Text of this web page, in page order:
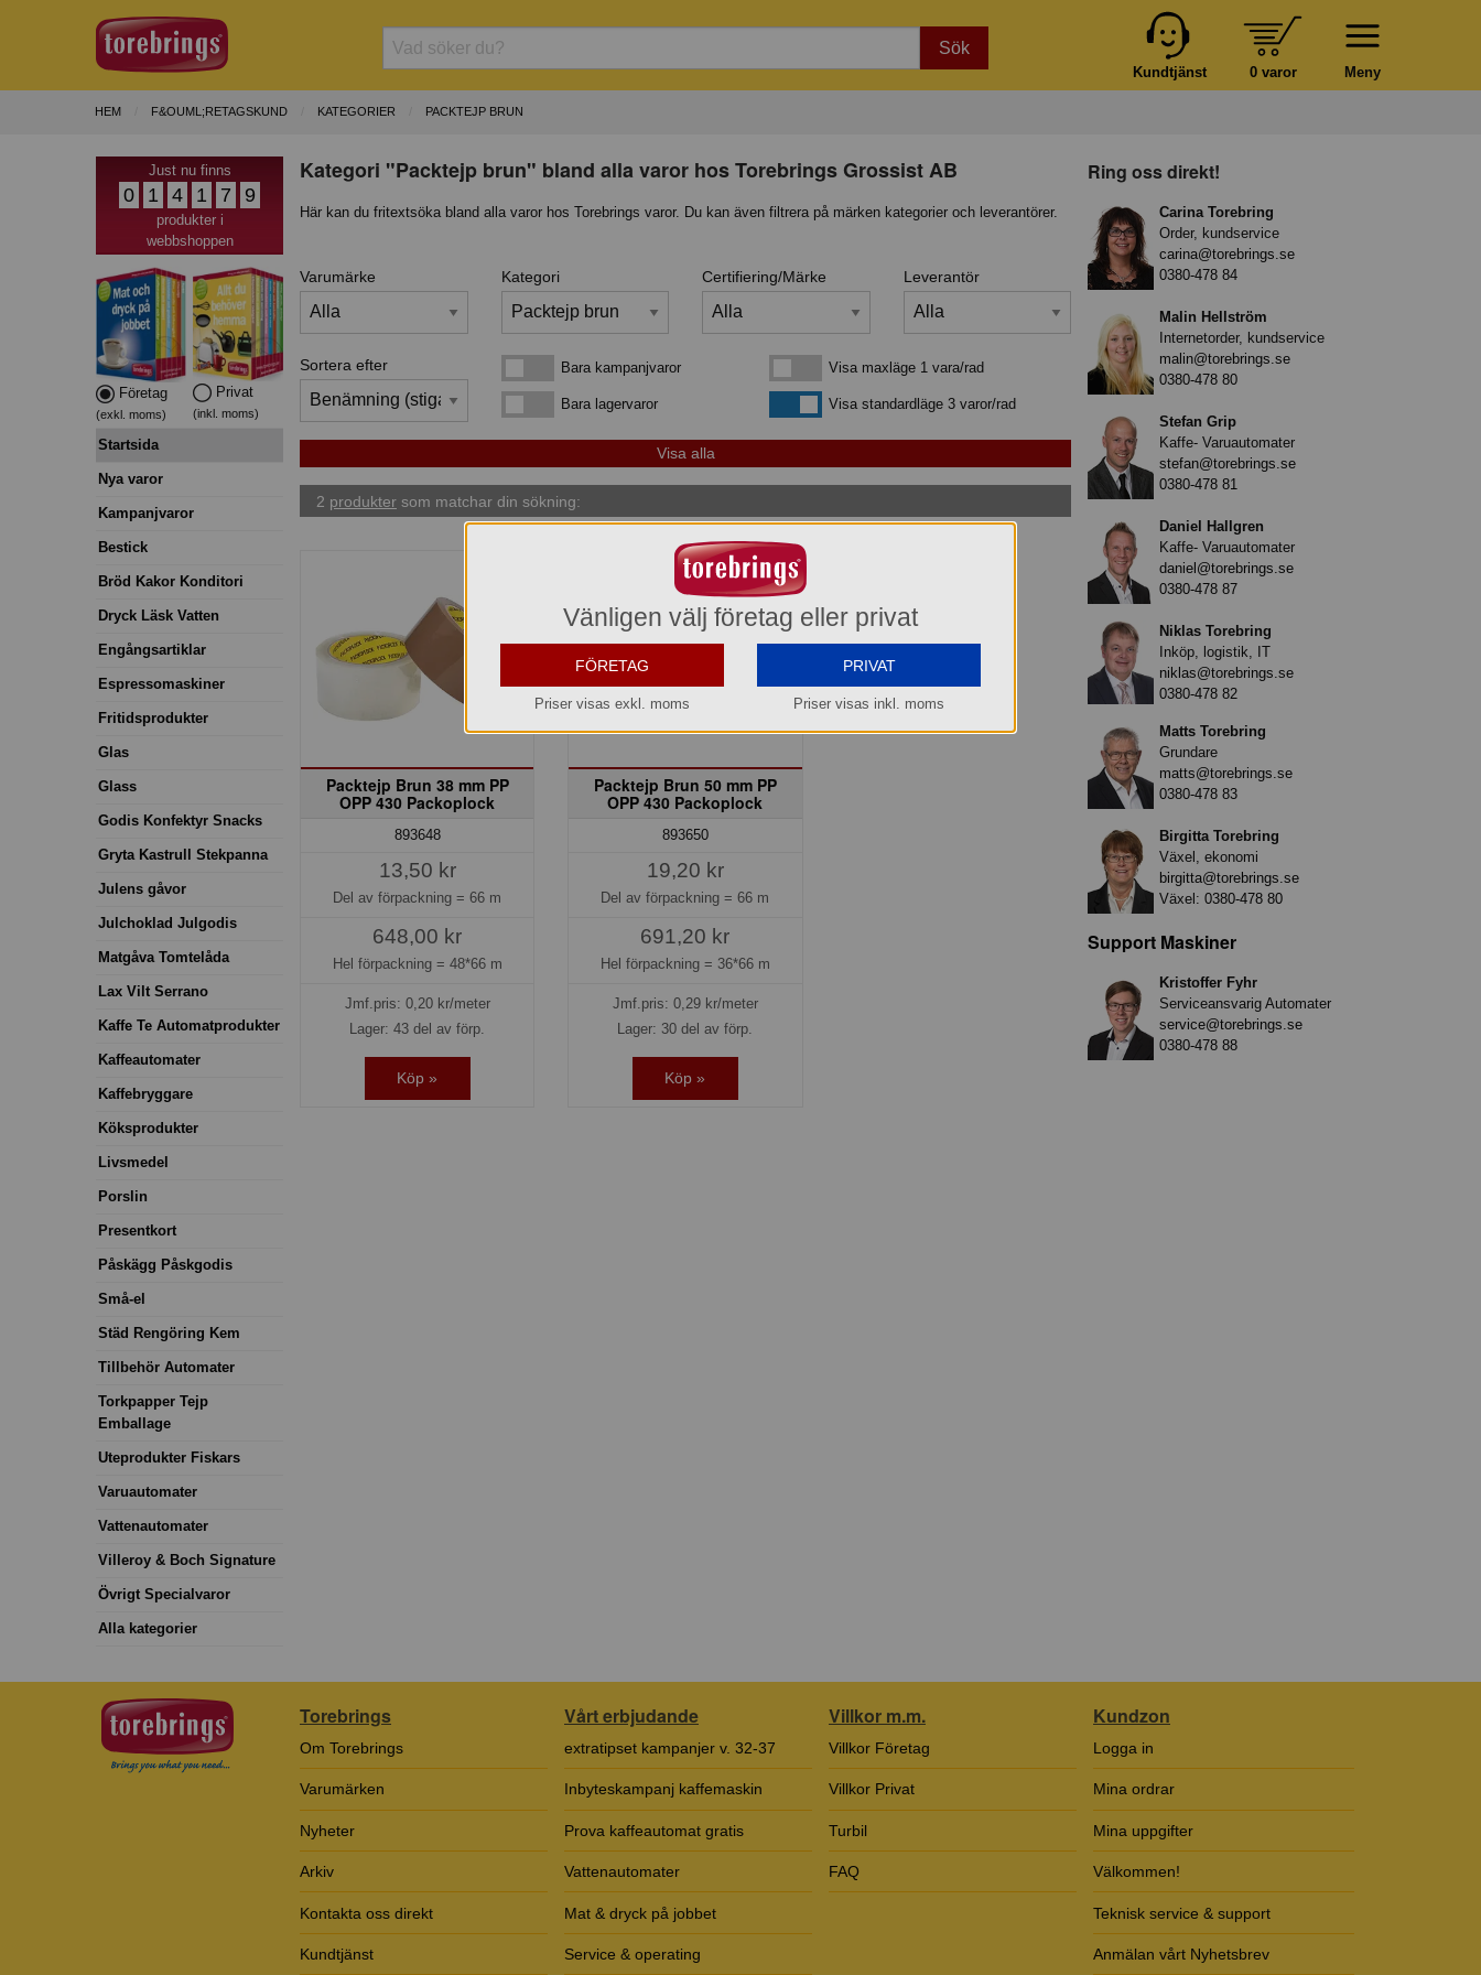
Sök
Meny
0 varor
Kundtjänst
HEM F&OUML;RETAGSKUND KATEGORIER PACKTEJP BRUN
Just nu finns
0 1 4 1 7 9
produkter i
webbshoppen
Företag
(exkl. moms)
Privat
(inkl. moms)
Startsida
Nya varor
Kampanjvaror
Bestick
Bröd Kakor Konditori
Dryck Läsk Vatten
Engångsartiklar
Espressomaskiner
Fritidsprodukter
Glas
Glass
Godis Konfektyr Snacks
Gryta Kastrull Stekpanna
Julens gåvor
Julchoklad Julgodis
Matgåva Tomtelåda
Lax Vilt Serrano
Kaffe Te Automatprodukter
Kaffeautomater
Kaffebryggare
Köksprodukter
Livsmedel
Porslin
Presentkort
Påskägg Påskgodis
Små-el
Städ Rengöring Kem
Tillbehör Automater
Torkpapper Tejp
Emballage
Uteprodukter Fiskars
Varuautomater
Vattenautomater
Villeroy & Boch Signature
Övrigt Specialvaror
Alla kategorier
Kategori "Packtejp brun" bland alla varor hos Torebrings Grossist AB
Här kan du fritextsöka bland alla varor hos Torebrings varor. Du kan även filtrera på märken kategorier och leverantörer.
Varumärke Kategori Certifiering/Märke Leverantör
Sortera efter Bara kampanjvarorBara kampanjvaror
Bara lagervarorBara lagervaror
Visa maxläge 1 vara/rad
Visa maxläge 1 vara/rad
Visa standardlägeVisa standardläge 3 varor/rad
2 produkter som matchar din sökning:
Packtejp Brun 38 mm PP
OPP 430 Packoplock
893648
13,50 kr
Del av förpackning =66 m
648,00 kr
Hel förpackning = 48*66 m
Jmf.pris: 0,20kr/meter
Lager: 43 del av förp.
Köp »
Packtejp Brun 50 mm PP
OPP 430 Packoplock
893650
19,20 kr
Del av förpackning =66 m
691,20 kr
Hel förpackning = 36*66 m
Jmf.pris: 0,29kr/meter
Lager: 30 del av förp.
Köp »
Ring oss direkt!
Carina Torebring
Order, kundservice
carina@torebrings.se
0380-478 84
Malin Hellström
Internetorder, kundservice
malin@torebrings.se
0380-478 80
Stefan Grip
Kaffe- Varuautomater
stefan@torebrings.se
0380-478 81
Daniel Hallgren
Kaffe- Varuautomater
daniel@torebrings.se
0380-478 87
Niklas Torebring
Inköp, logistik, IT
niklas@torebrings.se
0380-478 82
Matts Torebring
Grundare
matts@torebrings.se
0380-478 83
Birgitta Torebring
Växel, ekonomi
birgitta@torebrings.se
Växel: 0380-478 80
Support Maskiner
Kristoffer Fyhr
Serviceansvarig Automater
service@torebrings.se
0380-478 88
Torebrings
Om Torebrings
Varumärken
Nyheter
Arkiv
Kontakta oss direkt
Kundtjänst
Vårt erbjudande
extratipset kampanjer v. 32-37
Inbyteskampanj kaffemaskin
Prova kaffeautomat gratis
Vattenautomater
Mat & dryck på jobbet
Service & operating
Villkor m.m.
Villkor Företag
Villkor Privat
Turbil
FAQ
Kundzon
Logga in
Mina ordrar
Mina uppgifter
Välkommen!
Teknisk service & support
Anmälan vårt Nyhetsbrev
Vänligen välj företag eller privat
FÖRETAG
Priser visas exkl. moms
PRIVAT
Priser visas inkl. moms